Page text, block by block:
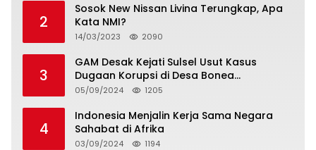
2
Sosok New Nissan Livina Terungkap, Apa
Kata NMI?
14/03/2023 2090
3
GAM Desak Kejati Sulsel Usut Kasus
Dugaan Korupsi di Desa Bonea
Kabupeten Kepulauan Selayar
05/09/2024 1205
4
Indonesia Menjalin Kerja Sama Negara
Sahabat di Afrika
03/09/2024 1194